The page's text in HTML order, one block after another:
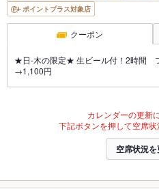
ポイントプラス対象店
クーポン
★日-木の限定★ 生ビール付！2時間
→1,100円
カレンダーの更新
下記ボタンを押して空席状
空席状況